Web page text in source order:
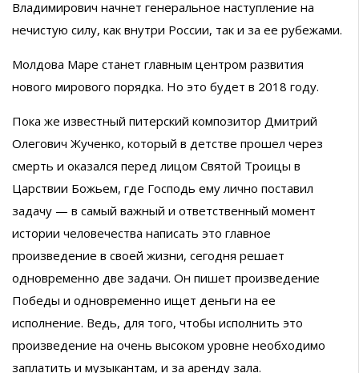
Владимирович начнет генеральное наступление на
нечистую силу, как внутри России, так и за ее рубежами.
Молдова Маре станет главным центром развития
нового мирового порядка. Но это будет в 2018 году.
Пока же известный питерский композитор Дмитрий
Олегович Жученко, который в детстве прошел через
смерть и оказался перед лицом Святой Троицы в
Царствии Божьем, где Господь ему лично поставил
задачу — в самый важный и ответственный момент
истории человечества написать это главное
произведение в своей жизни, сегодня решает
одновременно две задачи. Он пишет произведение
Победы и одновременно ищет деньги на ее
исполнение. Ведь, для того, чтобы исполнить это
произведение на очень высоком уровне необходимо
заплатить и музыкантам, и за аренду зала.